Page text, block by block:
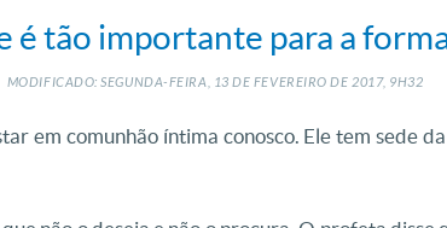
é tão importante para a
MODIFICADO: SEGUNDA-FEIRA, 13 DE FEVEREIRO DE 2017, 9H32
em comunhão íntima conosco. Ele tem sede da